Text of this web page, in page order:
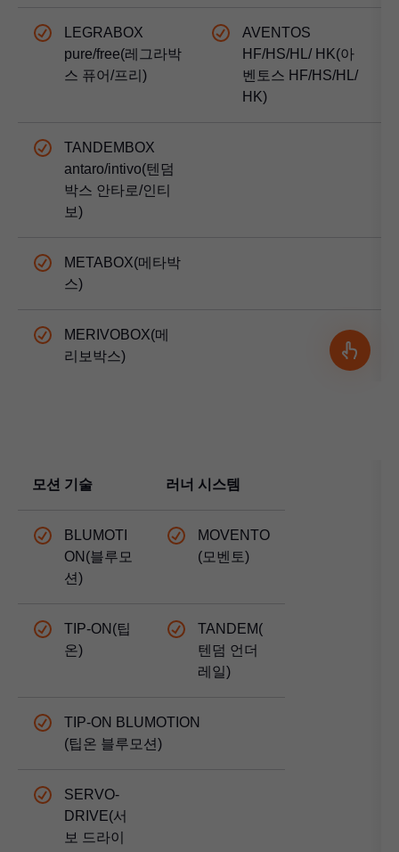
LEGRABOX
pure/free(레그라박
스 퓨어/프리)
AVENTOS
HF/HS/HL/ HK(아
벤토스 HF/HS/HL/
HK)
TANDEMBOX
antaro/intivo(텐덤
박스 안타로/인티
보)
METABOX(메타박
스)
MERIVOBOX(메
리보박스)
모션 기술 러너 시스템
BLUMOTI
ON(블루모
션)
MOVENTO
(모벤토)
TIP-ON(팁
온)
TANDEM(
텐덤 언더
레일)
TIP-ON BLUMOTION
(팁온 블루모션)
SERVO-
DRIVE(서
보 드라이